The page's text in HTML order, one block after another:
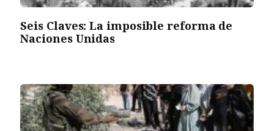
Seis Claves: La imposible reforma de
Naciones Unidas